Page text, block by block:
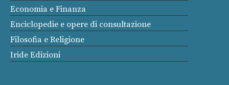
Economia e Finanza
Enciclopedie e opere di consultazione
Filosofia e Religione
Iride Edizioni